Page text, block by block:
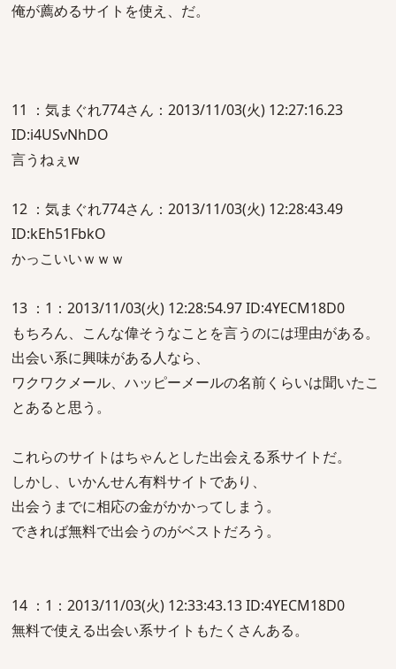
俺が薦めるサイトを使え、だ。
11 ：気まぐれ774さん：2013/11/03(火) 12:27:16.23
ID:i4USvNhDO
言うねぇw
12 ：気まぐれ774さん：2013/11/03(火) 12:28:43.49
ID:kEh51FbkO
かっこいいｗｗｗ
13 ：1：2013/11/03(火) 12:28:54.97 ID:4YECM18D0
もちろん、こんな偉そうなことを言うのには理由がある。
出会い系に興味がある人なら、
ワクワクメール、ハッピーメールの名前くらいは聞いたこ
とあると思う。
これらのサイトはちゃんとした出会える系サイトだ。
しかし、いかんせん有料サイトであり、
出会うまでに相応の金がかかってしまう。
できれば無料で出会うのがベストだろう。
14 ：1：2013/11/03(火) 12:33:43.13 ID:4YECM18D0
無料で使える出会い系サイトもたくさんある。